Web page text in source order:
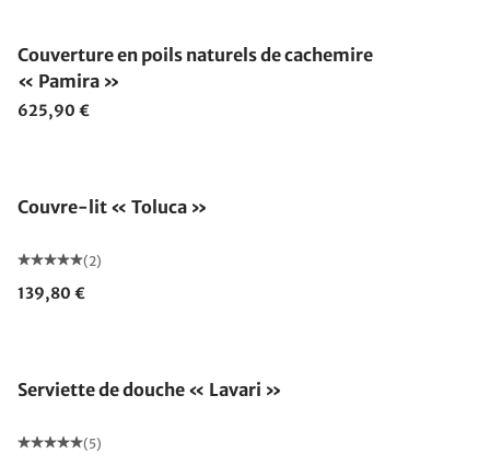
Couverture en poils naturels de cachemire
« Pamira »
625,90 €
Couvre-lit « Toluca »
(2)
139,80 €
Serviette de douche « Lavari »
(5)